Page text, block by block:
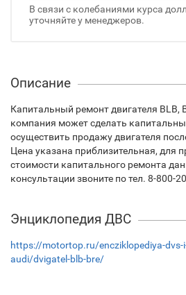
В связи с колебаниями курса
уточняйте у менеджеров.
Описание
Капитальный ремонт двигателя BLB,
компания может сделать
осуществить продажу двигателя
Цена указана приблизительная, для
стоимости капитального ремонта
консультации звоните по тел. 8-800-
Энциклопедия ДВС
https://motortop.ru/encziklopediya-
audi/dvigatel-blb-bre/